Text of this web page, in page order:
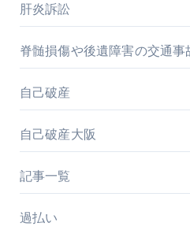
肝炎訴訟
脊髄損傷や後遺障害の交通事
自己破産
自己破産大阪
記事一覧
過払い